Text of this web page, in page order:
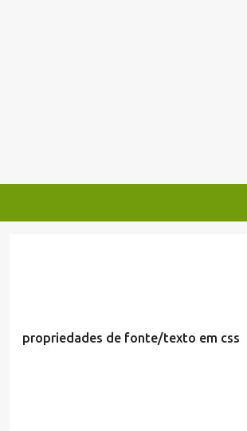
propriedades de fonte/texto em css